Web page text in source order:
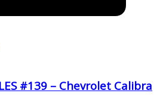
#139 – Chevrolet Calibra